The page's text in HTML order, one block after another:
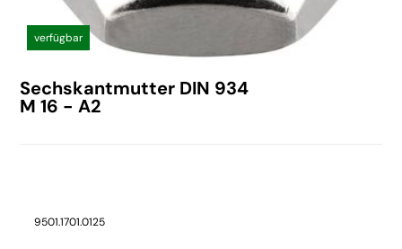
verfügbar
Sechskantmutter DIN 934
M 16 - A2
9501.1701.0125